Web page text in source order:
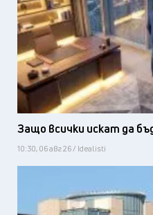
Защо всички искат да
10:30, 06 авг 26 / Idealisti